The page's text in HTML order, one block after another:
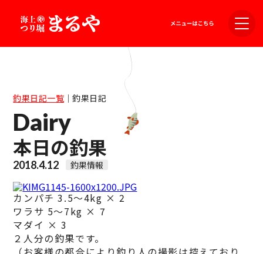
釣果日記一覧｜釣果日記
Dairy
本日の釣果
2018.4.12 釣果情報
カンパチ 3.5～4kg × 2
ワラサ 5～7kg × 7
マダイ × 3
２人分の釣果です。